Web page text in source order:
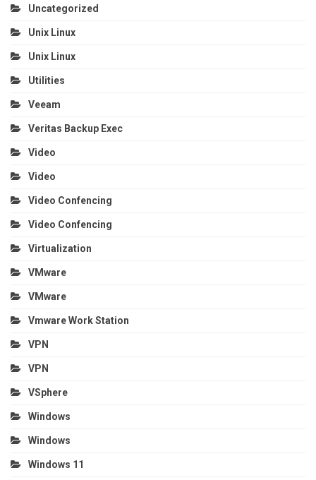
Uncategorized
Unix Linux
Unix Linux
Utilities
Veeam
Veritas Backup Exec
Video
Video
Video Confencing
Video Confencing
Virtualization
VMware
VMware
Vmware Work Station
VPN
VPN
VSphere
Windows
Windows
Windows 11